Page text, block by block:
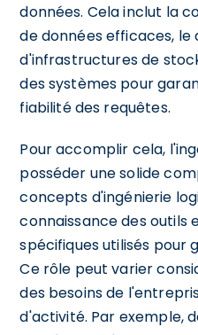
données. Cela inclut la
de données efficaces,
d'infrastructures de
des systèmes pour
fiabilité des requêtes.
Pour accomplir cela,
posséder une solide
concepts d'ingénierie
connaissance des outils
spécifiques utilisés pour
Ce rôle peut varier
des besoins de
d'activité. Par exemple,